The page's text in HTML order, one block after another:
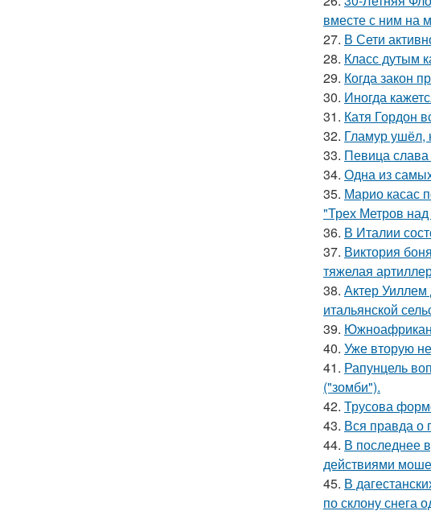
вместе с ним на
27. В Сети
28. Класс дутым
29. Когда закон
30. Иногда
31. Катя Гордон
32. Гламур ушёл,
33. Певица слава
34. Одна из
35. Марио касас
"Трех Метров
36. В Италии
37. Виктория
тяжелая
38. Актер
итальянской
39.
40. Уже вторую
41. Рапунцель
("зомби").
42. Трусова
43. Вся правда о
44. В последнее
действиями
45. В
по склону снега